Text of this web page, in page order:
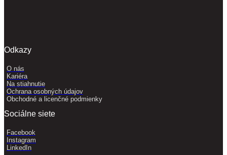
Odkazy
O nás
Kariéra
Na stiahnutie
Ochrana osobných údajov
Obchodné a licenčné podmienky
Sociálne siete
Facebook
Instagram
LinkedIn